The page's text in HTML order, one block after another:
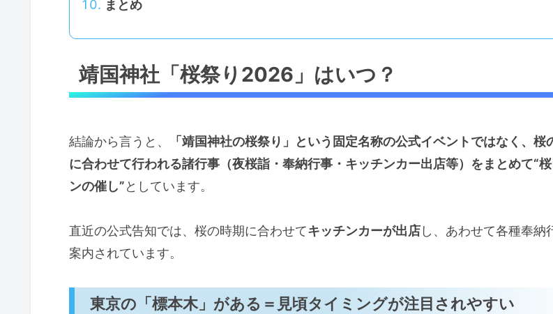
まとめ
靖国神社「桜祭り2026」はいつ？
結論から言うと、
「靖国神社の桜祭り」という固定名称の公式イベントではなく、桜
に合わせて行われる諸行事（夜桜詣・奉納行事・キッチンカー出店等）をまとめて“
ンの催し”としています。
直近の公式告知では、桜の時期に合わせてキッチンカーが出店し、あわせて各種奉納
案内されています。
東京の「標本木」がある＝見頃タイミングが注目されやすい